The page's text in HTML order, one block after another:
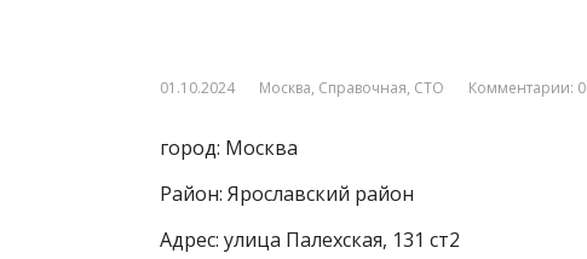
01.10.2024 Москва, Справочная, СТО Комментарии: 0
город: Москва
Район: Ярославский район
Адрес: улица Палехская, 131 ст2